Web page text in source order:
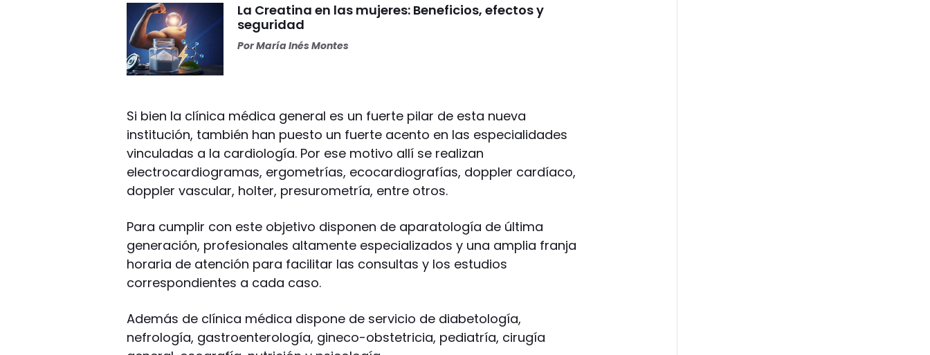
La Creatina en las mujeres: Beneficios, efectos y
seguridad
PorMaría Inés Montes
Si bien la clínica médica general es un fuerte pilar de esta nueva
institución, también han puesto un fuerte acento en las especialidades
vinculadas a la cardiología. Por ese motivo allí se realizan
electrocardiogramas, ergometrías, ecocardiografías, doppler cardíaco,
doppler vascular, holter, presurometría, entre otros.
Para cumplir con este objetivo disponen de aparatología de última
generación, profesionales altamente especializados y una amplia franja
horaria de atención para facilitar las consultas y los estudios
correspondientes a cada caso.
Además de clínica médica dispone de servicio de diabetología,
nefrología, gastroenterología, gineco-obstetricia, pediatría, cirugía